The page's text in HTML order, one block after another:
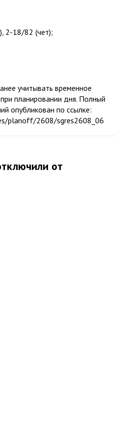
2-18/82 (чет);
учитывать временное
планировании дня. Полный
опубликован по ссылке:
planoff/2608/sgres2608_06
от